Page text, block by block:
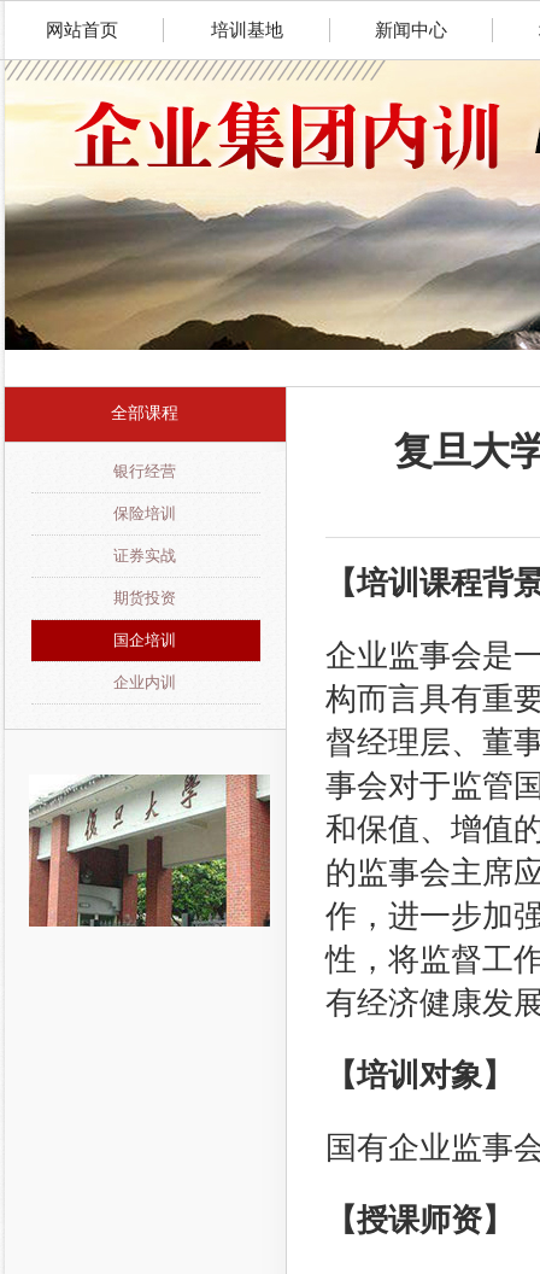
网站首页 培训基地 新闻中心
全部课程
银行经营
保险培训
证券实战
期货投资
国企培训
企业内训
复旦大
【培训课程背
企业监事会是
构而言具有重
督经理层、董
事会对于监管
和保值、增值
的监事会主席
作，进一步加
性，将监督工
有经济健康发
【培训对象】
国有企业监事
【授课师资】